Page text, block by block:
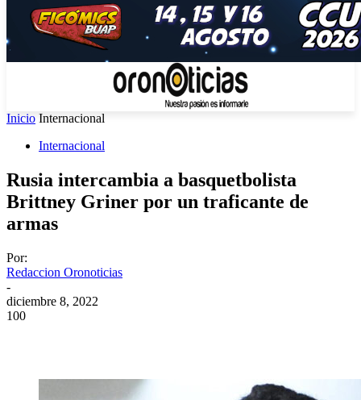
Inicio Internacional
Internacional
Rusia intercambia a basquetbolista
Brittney Griner por un traficante de
armas
Por:
Redaccion Oronoticias
-
diciembre 8, 2022
100